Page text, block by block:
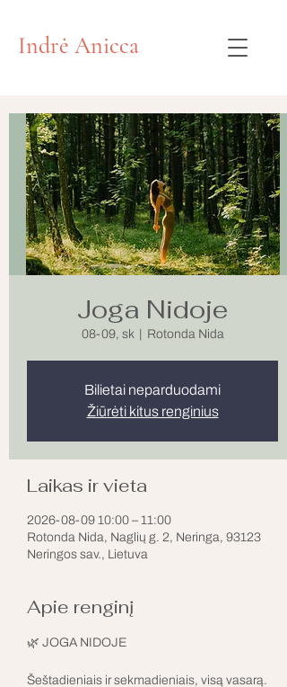
Indrė Anicca
Joga Nidoje
08-09, sk
  |
Rotonda Nida
Bilietai neparduodami
Žiūrėti kitus renginius
Laikas ir vieta
2026-08-09 10:00 – 11:00
Rotonda Nida, Naglių g. 2, Neringa, 93123
Neringos sav., Lietuva
Apie renginį
🌿 JOGA NIDOJE
Šeštadieniais ir sekmadieniais, visą vasarą.